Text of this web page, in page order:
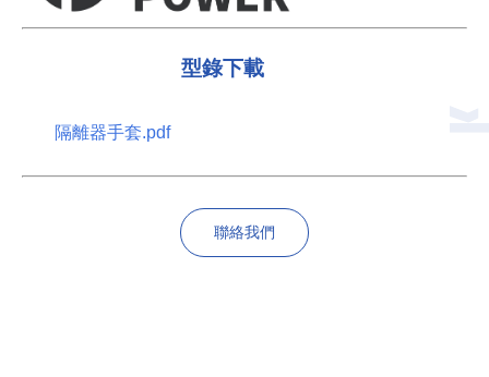
型錄下載
隔離器手套.pdf
聯絡我們